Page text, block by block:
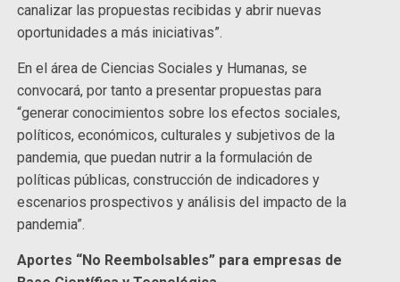
canalizar las propuestas recibidas y abrir nuevas
oportunidades a más iniciativas”.
En el área de Ciencias Sociales y Humanas, se
convocará, por tanto a presentar propuestas para
“generar conocimientos sobre los efectos sociales,
políticos, económicos, culturales y subjetivos de la
pandemia, que puedan nutrir a la formulación de
políticas públicas, construcción de indicadores y
escenarios prospectivos y análisis del impacto de la
pandemia”.
Aportes “No Reembolsables” para empresas de